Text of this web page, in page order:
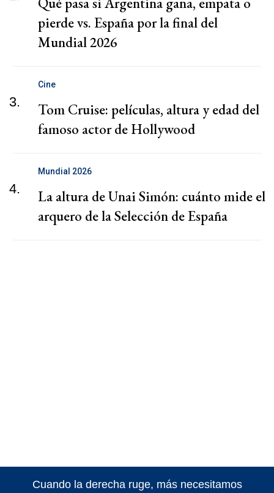
pierde vs. España por la final del
Mundial 2026
3.
Cine
Tom Cruise: películas, altura y edad del
famoso actor de Hollywood
4.
Mundial 2026
La altura de Unai Simón: cuánto mide el
arquero de la Selección de España
Cuando la derecha ruge, más necesitamos